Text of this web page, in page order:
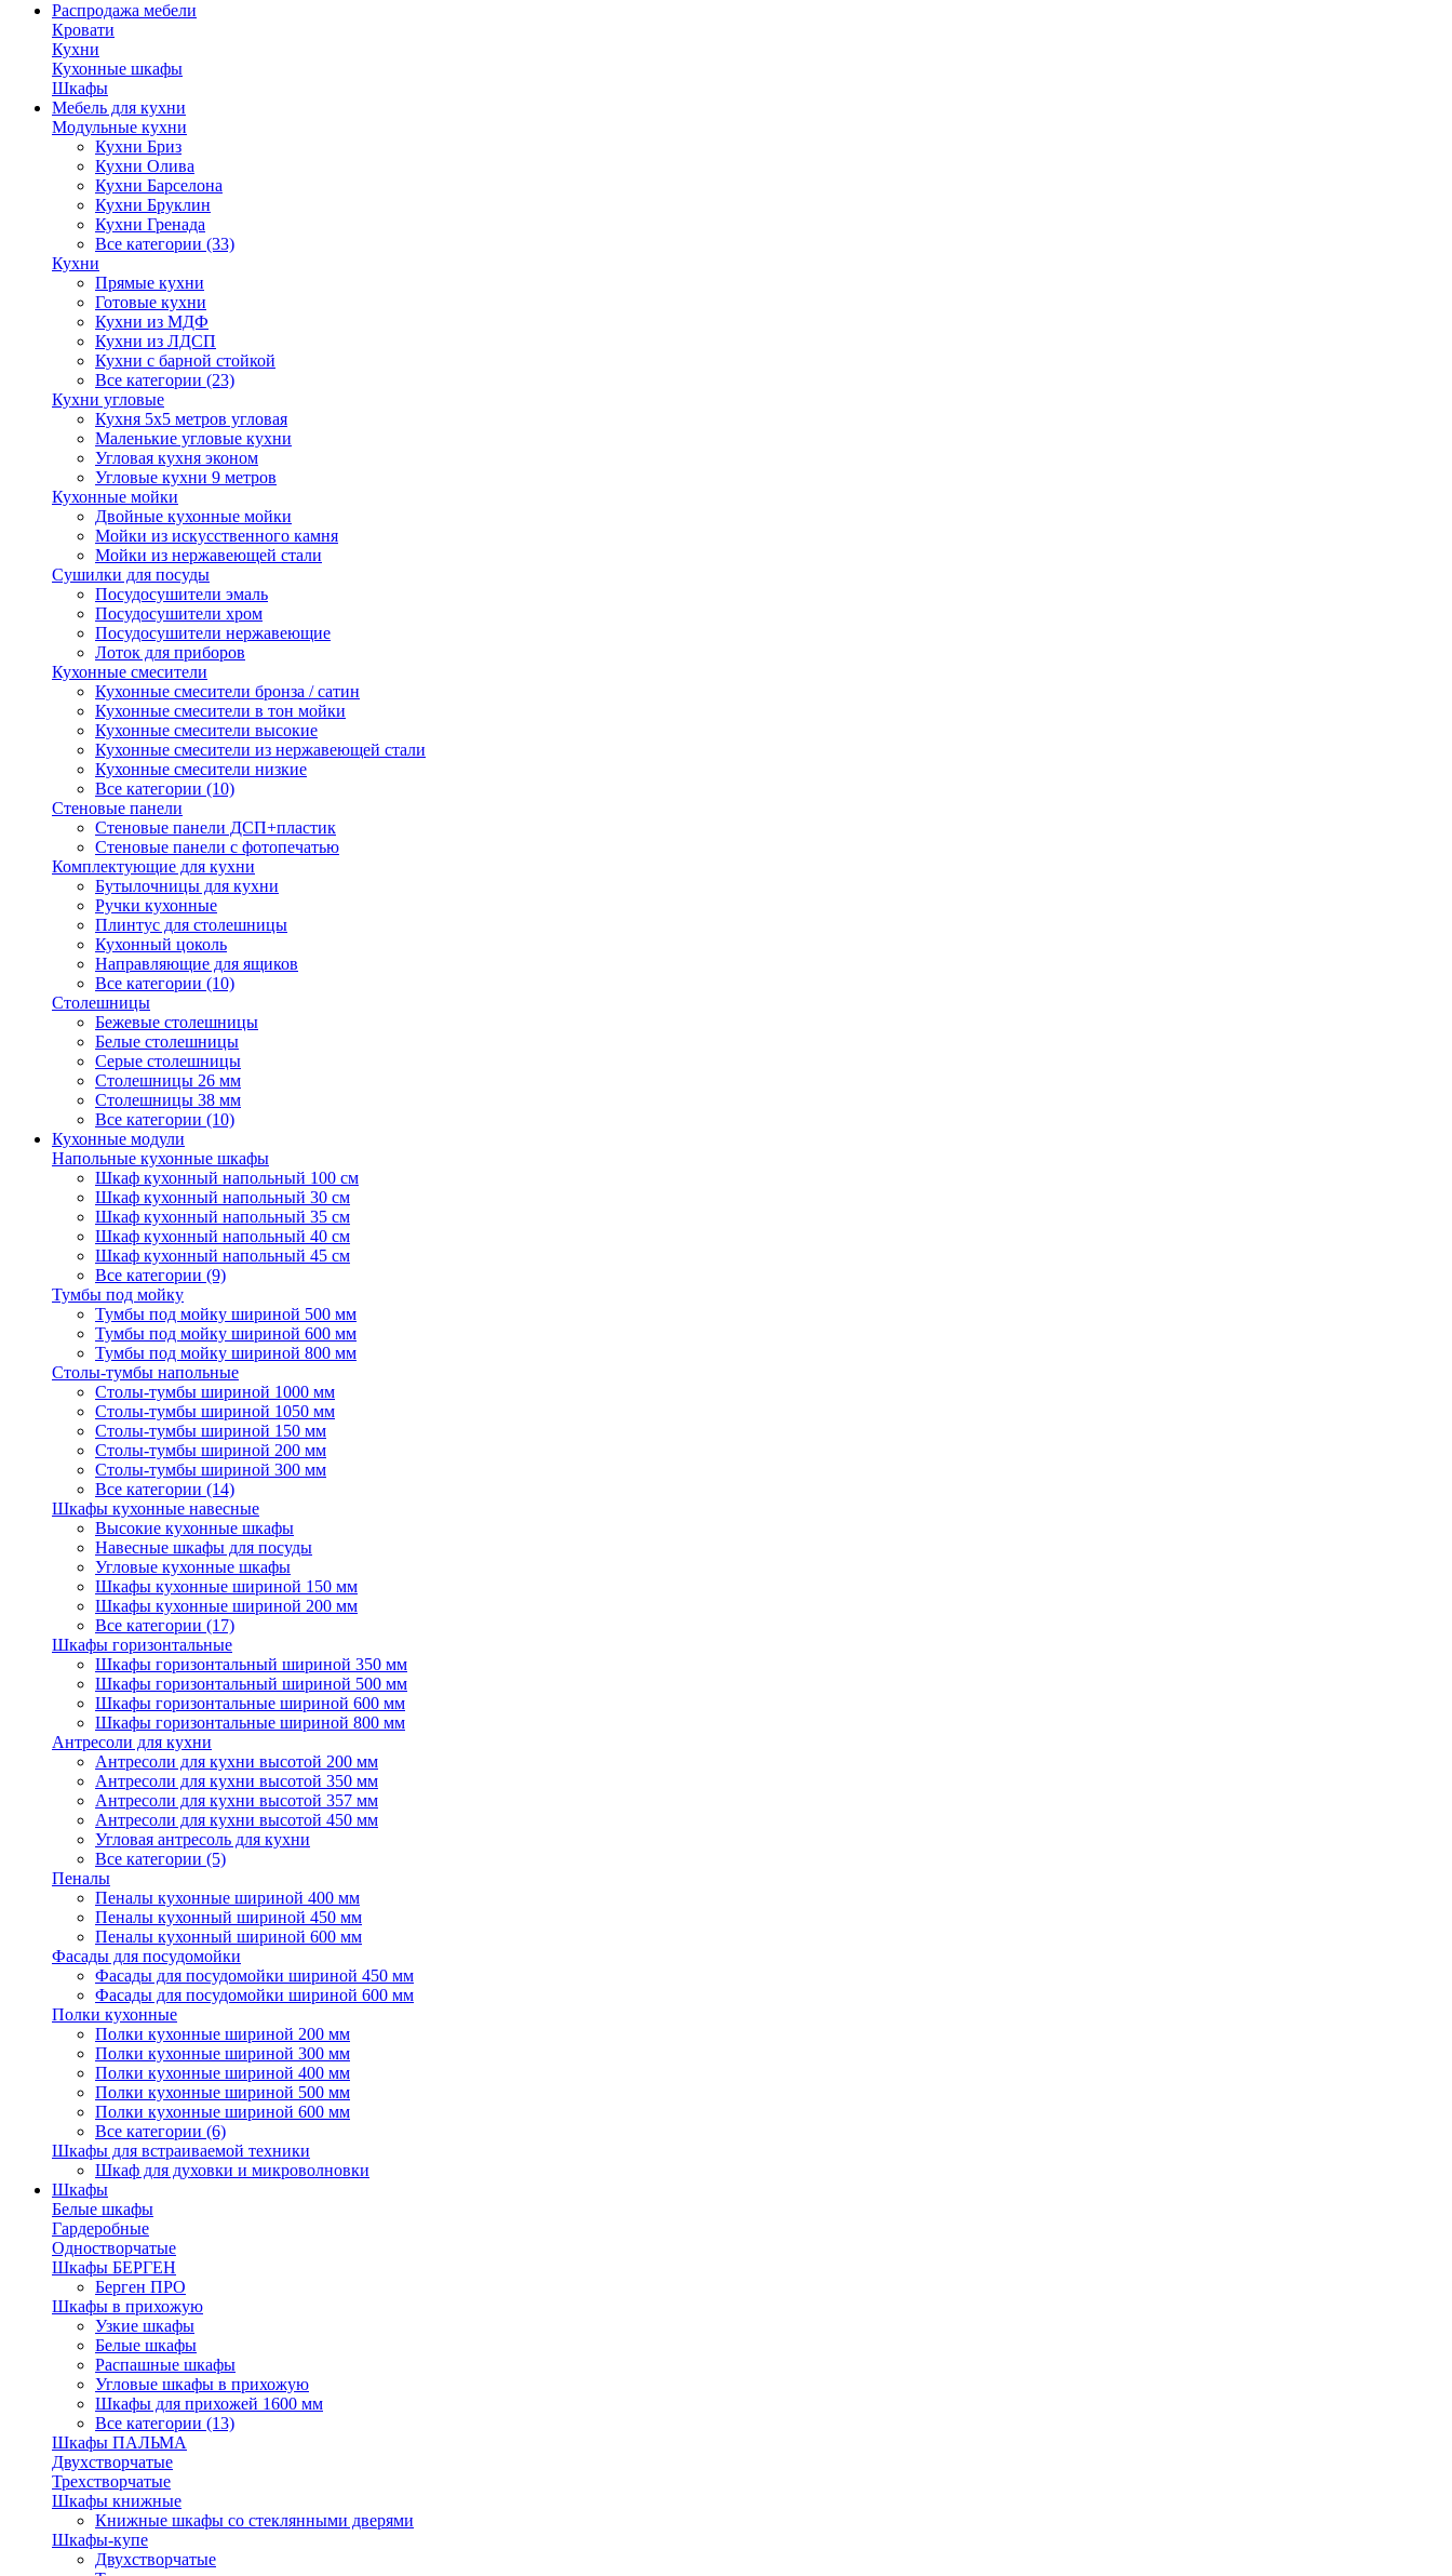
Распродажа мебели
Кровати
Кухни
Кухонные шкафы
Шкафы
Мебель для кухни
Модульные кухни
Кухни Бриз
Кухни Олива
Кухни Барселона
Кухни Бруклин
Кухни Гренада
Все категории (33)
Кухни
Прямые кухни
Готовые кухни
Кухни из МДФ
Кухни из ЛДСП
Кухни с барной стойкой
Все категории (23)
Кухни угловые
Кухня 5х5 метров угловая
Маленькие угловые кухни
Угловая кухня эконом
Угловые кухни 9 метров
Кухонные мойки
Двойные кухонные мойки
Мойки из искусственного камня
Мойки из нержавеющей стали
Сушилки для посуды
Посудосушители эмаль
Посудосушители хром
Посудосушители нержавеющие
Лоток для приборов
Кухонные смесители
Кухонные смесители бронза / сатин
Кухонные смесители в тон мойки
Кухонные смесители высокие
Кухонные смесители из нержавеющей стали
Кухонные смесители низкие
Все категории (10)
Стеновые панели
Стеновые панели ДСП+пластик
Стеновые панели с фотопечатью
Комплектующие для кухни
Бутылочницы для кухни
Ручки кухонные
Плинтус для столешницы
Кухонный цоколь
Направляющие для ящиков
Все категории (10)
Столешницы
Бежевые столешницы
Белые столешницы
Серые столешницы
Столешницы 26 мм
Столешницы 38 мм
Все категории (10)
Кухонные модули
Напольные кухонные шкафы
Шкаф кухонный напольный 100 см
Шкаф кухонный напольный 30 см
Шкаф кухонный напольный 35 см
Шкаф кухонный напольный 40 см
Шкаф кухонный напольный 45 см
Все категории (9)
Тумбы под мойку
Тумбы под мойку шириной 500 мм
Тумбы под мойку шириной 600 мм
Тумбы под мойку шириной 800 мм
Столы-тумбы напольные
Столы-тумбы шириной 1000 мм
Столы-тумбы шириной 1050 мм
Столы-тумбы шириной 150 мм
Столы-тумбы шириной 200 мм
Столы-тумбы шириной 300 мм
Все категории (14)
Шкафы кухонные навесные
Высокие кухонные шкафы
Навесные шкафы для посуды
Угловые кухонные шкафы
Шкафы кухонные шириной 150 мм
Шкафы кухонные шириной 200 мм
Все категории (17)
Шкафы горизонтальные
Шкафы горизонтальный шириной 350 мм
Шкафы горизонтальный шириной 500 мм
Шкафы горизонтальные шириной 600 мм
Шкафы горизонтальные шириной 800 мм
Антресоли для кухни
Антресоли для кухни высотой 200 мм
Антресоли для кухни высотой 350 мм
Антресоли для кухни высотой 357 мм
Антресоли для кухни высотой 450 мм
Угловая антресоль для кухни
Все категории (5)
Пеналы
Пеналы кухонные шириной 400 мм
Пеналы кухонный шириной 450 мм
Пеналы кухонный шириной 600 мм
Фасады для посудомойки
Фасады для посудомойки шириной 450 мм
Фасады для посудомойки шириной 600 мм
Полки кухонные
Полки кухонные шириной 200 мм
Полки кухонные шириной 300 мм
Полки кухонные шириной 400 мм
Полки кухонные шириной 500 мм
Полки кухонные шириной 600 мм
Все категории (6)
Шкафы для встраиваемой техники
Шкаф для духовки и микроволновки
Шкафы
Белые шкафы
Гардеробные
Одностворчатые
Шкафы БЕРГЕН
Берген ПРО
Шкафы в прихожую
Узкие шкафы
Белые шкафы
Распашные шкафы
Угловые шкафы в прихожую
Шкафы для прихожей 1600 мм
Все категории (13)
Шкафы ПАЛЬМА
Двухстворчатые
Трехстворчатые
Шкафы книжные
Книжные шкафы со стеклянными дверями
Шкафы-купе
Двухстворчатые